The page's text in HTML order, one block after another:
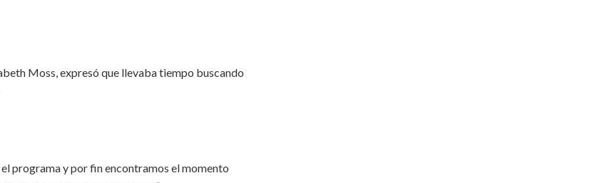
Moss, expresó que llevaba tiempo buscando
programa y por fin encontramos el momento